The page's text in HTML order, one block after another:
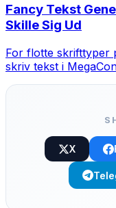
Fancy Tekst
Skille Sig Ud
For flotte skrifttyper
skriv tekst i
X